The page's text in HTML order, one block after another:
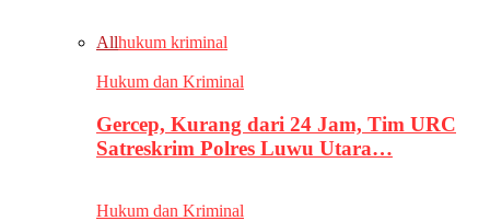
Allhukum kriminal
Hukum dan Kriminal
Gercep, Kurang dari 24 Jam, Tim URC
Satreskrim Polres Luwu Utara…
Hukum dan Kriminal